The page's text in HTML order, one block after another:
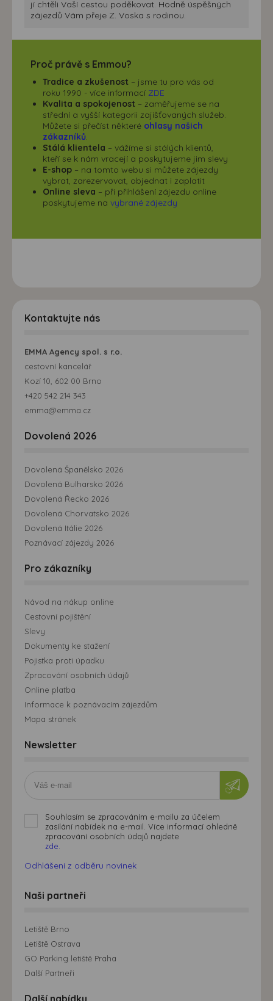
jí chtěli Vaší cestou poděkovat. Hodně úspěšných
zájezdů Vám přeje Z. Voska s rodinou.
Proč právě s Emmou?
Tradice a zkušenost – jsme tu pro vás od
roku 1990 - více informací ZDE
Kvalita a spokojenost – zaměřujeme se na
střední a vyšší kategorii zajišťovaných služeb.
Můžete si přečíst některé ohlasy našich
zákazníků
Stálá klientela – vážíme si stálých klientů,
kteří se k nám vracejí a poskytujeme jim slevy
E-shop – na tomto webu si můžete zájezdy
vybrat, zarezervovat, objednat i zaplatit
Online sleva – při přihlášení zájezdu online
poskytujeme na vybrané zájezdy
Kontaktujte nás
EMMA Agency spol. s r.o.
cestovní kancelář
Kozí 10, 602 00 Brno
+420 542 214 343
emma@emma.cz
Dovolená 2026
Dovolená Španělsko 2026
Dovolená Bulharsko 2026
Dovolená Řecko 2026
Dovolená Chorvatsko 2026
Dovolená Itálie 2026
Poznávací zájezdy 2026
Pro zákazníky
Návod na nákup online
Cestovní pojištění
Slevy
Dokumenty ke stažení
Pojistka proti úpadku
Zpracování osobních údajů
Online platba
Informace k poznávacím zájezdům
Mapa stránek
Newsletter
Souhlasím se zpracováním e-mailu za účelem
zasílání nabídek na e-mail. Více informací ohledně
zpracování osobních údajů najdete
zde.
Odhlášení z odběru novinek
Naši partneři
Letiště Brno
Letiště Ostrava
GO Parking letiště Praha
Další Partneři
Další nabídky